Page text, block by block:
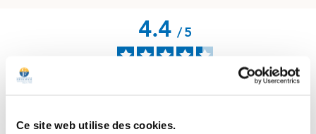
Ce site web utilise des cookies.
4.4/5
Voir tous les avis sur ce site